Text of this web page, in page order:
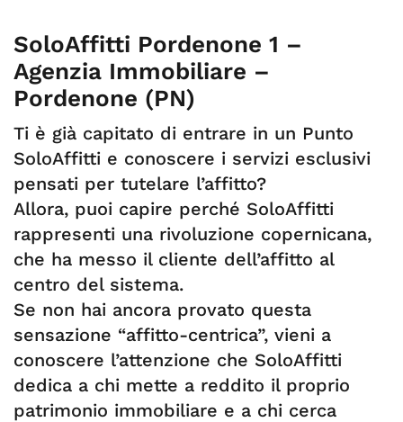
SoloAffitti Pordenone 1 –
Agenzia Immobiliare –
Pordenone (PN)
Ti è già capitato di entrare in un Punto
SoloAffitti e conoscere i servizi esclusivi
pensati per tutelare l’affitto?
‌Allora, puoi capire perché SoloAffitti
rappresenti una rivoluzione copernicana,
che ha messo il cliente dell’affitto al
centro del sistema.
‌Se non hai ancora provato questa
sensazione “affitto-centrica”, vieni a
conoscere l’attenzione che SoloAffitti
dedica a chi mette a reddito il proprio
patrimonio immobiliare e a chi cerca